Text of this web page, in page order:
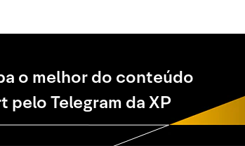
o melhor do conteúdo
pelo Telegram da XP